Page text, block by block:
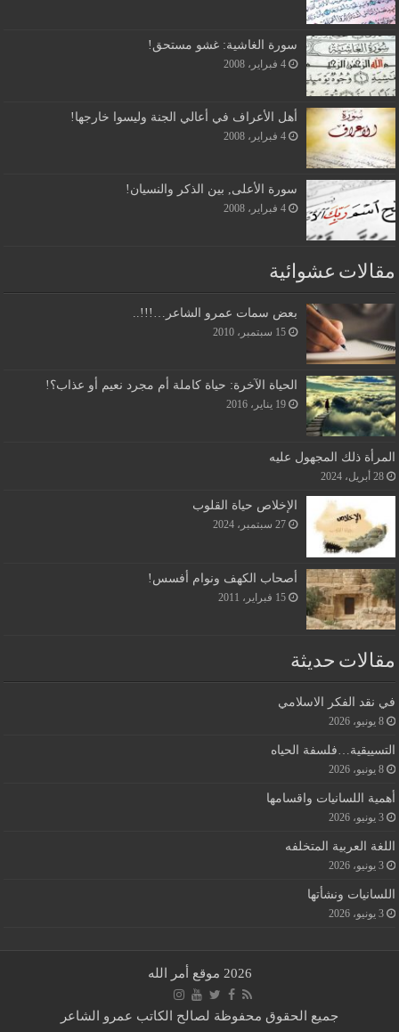
سورة الغاشية: غشو مستحق!
4 فبراير، 2008
أهل الأعراف في أعالي الجنة وليسوا خارجها!
4 فبراير، 2008
سورة الأعلى, بين الذكر والنسيان!
4 فبراير، 2008
مقالات عشوائية
بعض سمات عمرو الشاعر…!!!..
15 سبتمبر، 2010
الحياة الآخرة: حياة كاملة أم مجرد نعيم أو عذاب؟!
19 يناير، 2016
المرأة ذلك المجهول عليه
28 أبريل، 2024
الإخلاص حياة القلوب
27 سبتمبر، 2024
أصحاب الكهف ونوام أفسس!
15 فبراير، 2011
مقالات حديثة
في نقد الفكر الاسلامي
8 يونيو، 2026
التسييقية…فلسفة الحياه
8 يونيو، 2026
أهمية اللسانيات واقسامها
3 يونيو، 2026
اللغة العربية المتخلفه
3 يونيو، 2026
اللسانيات ونشأتها
3 يونيو، 2026
2026 موقع أمر الله
جميع الحقوق محفوظة لصالح الكاتب عمرو الشاعر